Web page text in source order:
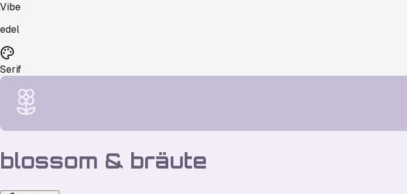
Vibe
edel
Serif
blossom & bräute